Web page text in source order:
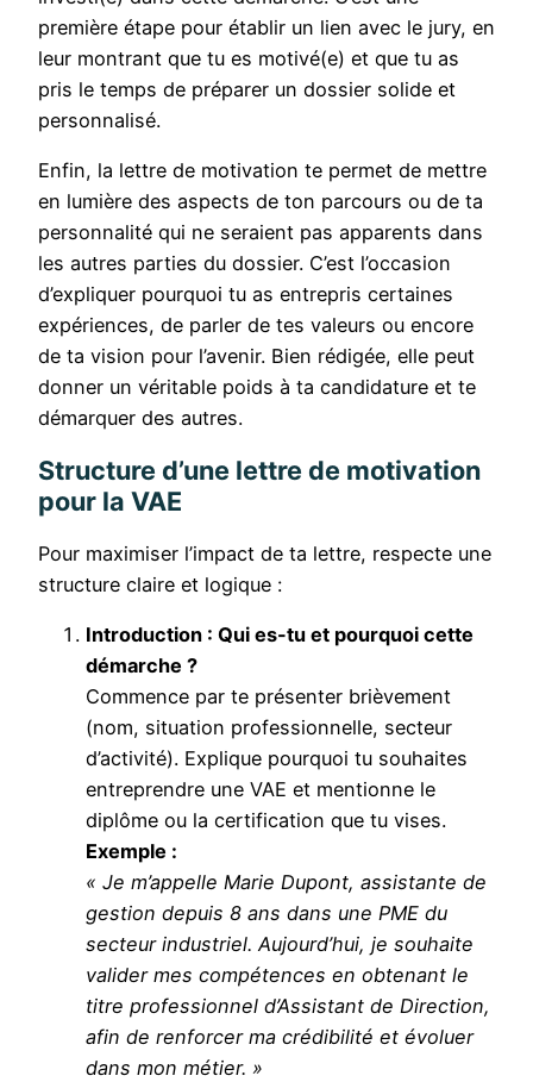
première étape pour établir un lien avec le jury, en
leur montrant que tu es motivé(e) et que tu as
pris le temps de préparer un dossier solide et
personnalisé.
Enfin, la lettre de motivation te permet de mettre
en lumière des aspects de ton parcours ou de ta
personnalité qui ne seraient pas apparents dans
les autres parties du dossier. C’est l’occasion
d’expliquer pourquoi tu as entrepris certaines
expériences, de parler de tes valeurs ou encore
de ta vision pour l’avenir. Bien rédigée, elle peut
donner un véritable poids à ta candidature et te
démarquer des autres.
Structure d’une lettre de motivation
pour la VAE
Pour maximiser l’impact de ta lettre, respecte une
structure claire et logique :
Introduction : Qui es-tu et pourquoi cette
démarche ?
Commence par te présenter brièvement
(nom, situation professionnelle, secteur
d’activité). Explique pourquoi tu souhaites
entreprendre une VAE et mentionne le
diplôme ou la certification que tu vises.
Exemple :
« Je m’appelle Marie Dupont, assistante de
gestion depuis 8 ans dans une PME du
secteur industriel. Aujourd’hui, je souhaite
valider mes compétences en obtenant le
titre professionnel d’Assistant de Direction,
afin de renforcer ma crédibilité et évoluer
dans mon métier. »